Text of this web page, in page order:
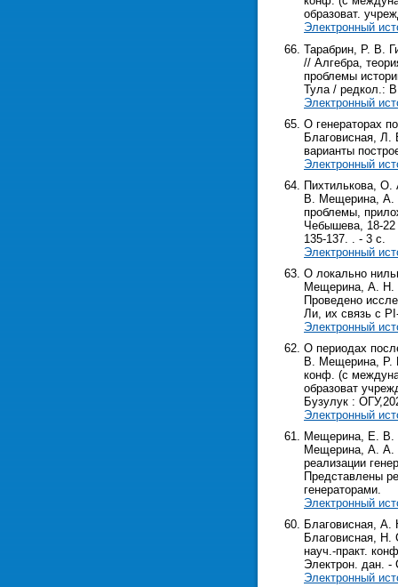
образоват.
Электронный
Тарабрин, Р. В.
// Алгебра,
проблемы
Тула / редкол.:
Электронный
О генераторах
Благовисная, Л.
варианты
Электронный
Пихтилькова, О.
В. Мещерина, А.
проблемы,
Чебышева, 18-
135-137. . - 3 с.
Электронный
О локально
Мещерина, А. Н.
Проведено
Ли, их связь с
Электронный
О периодах
В. Мещерина, Р.
конф. (с
образоват
Бузулук :
Электронный
Мещерина, Е. В.
Мещерина, А. А.
реализации
Представлены
генераторами.
Электронный
Благовисная, А.
Благовисная,
науч.-практ.
Электрон. дан.
Электронный